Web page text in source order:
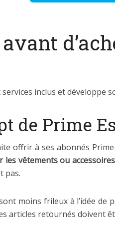
inclus et développe
de Prime
offrir à ses abonnés
les vêtements ou accessoires
pas.
moins frileux à l’idée
articles retournés doivent